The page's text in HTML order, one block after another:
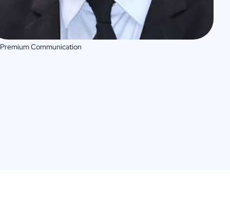
Communication